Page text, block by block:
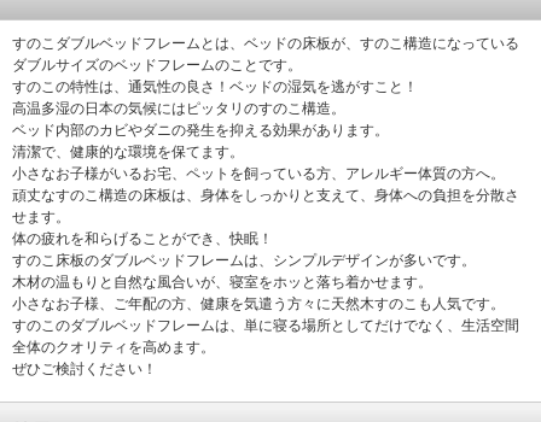
すのこダブルベッドフレームとは、ベッドの床板が、すのこ構造になっている
ダブルサイズのベッドフレームのことです。
すのこの特性は、通気性の良さ！ベッドの湿気を逃がすこと！
高温多湿の日本の気候にはピッタリのすのこ構造。
ベッド内部のカビやダニの発生を抑える効果があります。
清潔で、健康的な環境を保てます。
小さなお子様がいるお宅、ペットを飼っている方、アレルギー体質の方へ。
頑丈なすのこ構造の床板は、身体をしっかりと支えて、身体への負担を分散さ
せます。
体の疲れを和らげることができ、快眠！
すのこ床板のダブルベッドフレームは、シンプルデザインが多いです。
木材の温もりと自然な風合いが、寝室をホッと落ち着かせます。
小さなお子様、ご年配の方、健康を気遣う方々に天然木すのこも人気です。
すのこのダブルベッドフレームは、単に寝る場所としてだけでなく、生活空間
全体のクオリティを高めます。
ぜひご検討ください！